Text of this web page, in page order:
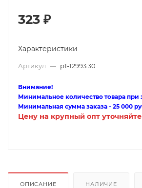
323 ₽
Характеристики
Артикул — p1-12993.30
Внимание!
Минимальное количество товара при
Минимальная сумма заказа - 25 000
Цену на крупный опт
ОПИСАНИЕ НАЛИЧИЕ